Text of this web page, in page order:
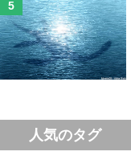
人気のタグ